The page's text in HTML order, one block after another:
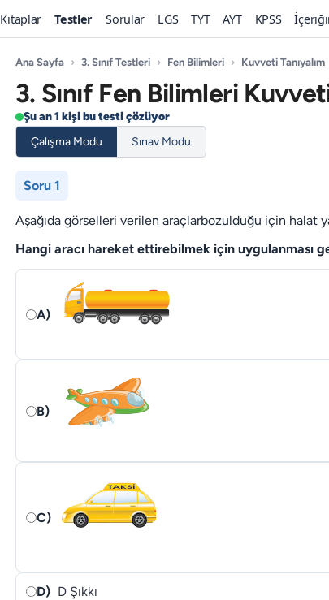
Kitaplar Testler Sorular LGS TYT AYT KPSS
Ana Sayfa › 3. Sınıf Testleri › Fen Bilimleri › Kuvveti Tanıyalım
3. Sınıf Fen Bilimleri
Şu an 1 kişi bu testi çözüyor
Çalışma Modu
Sınav Modu
Soru 1
Aşağıda görselleri verilen araçlarbozulduğu için halat
Hangi aracı hareket ettirebilmek için uygulanması
A)
B)
C)
D) D Şıkkı